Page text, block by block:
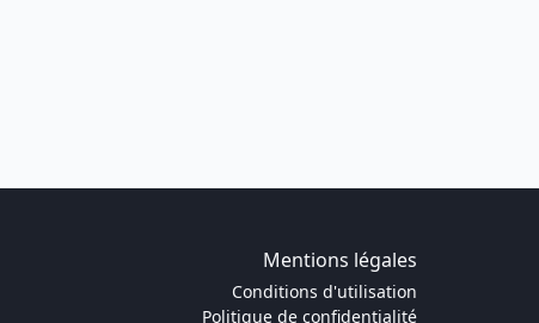
Mentions légales
Conditions d'utilisation
Politique de confidentialité